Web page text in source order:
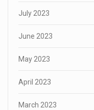
July 2023
June 2023
May 2023
April 2023
March 2023